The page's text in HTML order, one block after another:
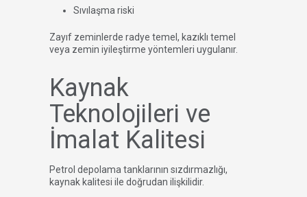
Sıvılaşma riski
Zayıf zeminlerde radye temel, kazıklı temel
veya zemin iyileştirme yöntemleri uygulanır.
Kaynak
Teknolojileri ve
İmalat Kalitesi
Petrol depolama tanklarının sızdırmazlığı,
kaynak kalitesi ile doğrudan ilişkilidir.